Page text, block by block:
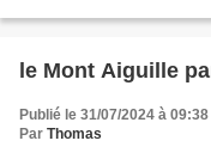
le Mont Aiguille
Publié le 31/07/2024 à 09:38
Par Thomas